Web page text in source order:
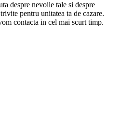
despre nevoile tale si despre
pentru unitatea ta de cazare.
contacta in cel mai scurt timp.